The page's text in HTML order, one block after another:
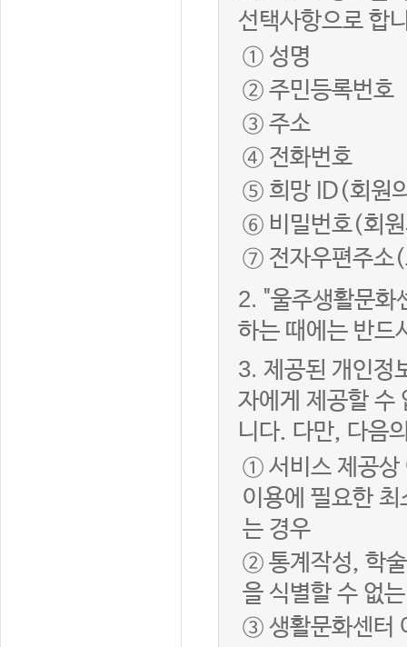
선택사항으로 합
① 성명
② 주민등록번호
③ 주소
④ 전화번호
⑤ 희망 ID(회원
⑥ 비밀번호(회
⑦ 전자우편주소
2. "울주생활문화
하는 때에는 반드
3. 제공된 개인정
자에게 제공할 수
니다. 다만, 다음
① 서비스 제공상
이용에 필요한
는 경우
② 통계작성, 학
을 식별할 수 없
③ 생활문화센터